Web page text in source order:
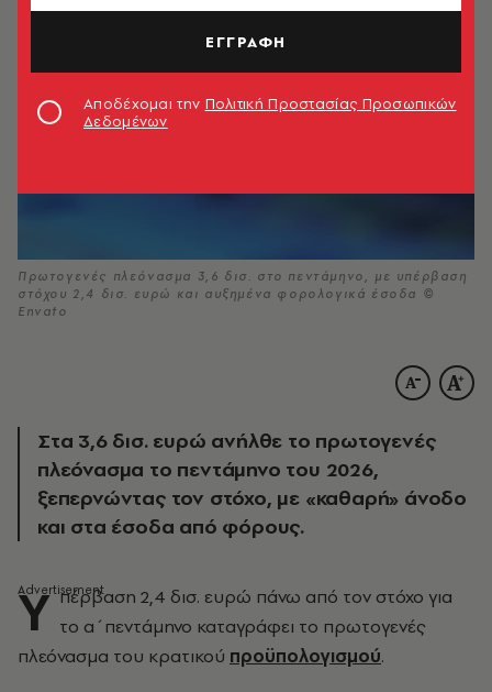
Πρωτογενές πλεόνασμα 3,6 δισ. στο πεντάμηνο, με υπέρβαση
στόχου 2,4 δισ. ευρώ και αυξημένα φορολογικά έσοδα ©
Envato
Στα 3,6 δισ. ευρώ ανήλθε το πρωτογενές
πλεόνασμα το πεντάμηνο του 2026,
ξεπερνώντας τον στόχο, με «καθαρή» άνοδο
και στα έσοδα από φόρους.
Υ πέρβαση 2,4 δισ. ευρώ πάνω από τον στόχο για
το α΄πεντάμηνο καταγράφει το πρωτογενές
πλεόνασμα του κρατικού προϋπολογισμού.
ΕΓΓΡΑΦΗ
Αποδέχομαι την Πολιτική Προστασίας Προσωπικών
Δεδομένων